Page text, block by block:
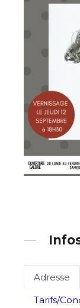
Adresse email*
Statut /
J'accepte
Adresse email*
Prénom
* Champ
Adresse
Tarifs/